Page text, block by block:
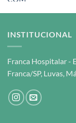
INSTITUCIONAL
Franca Hospitalar -
Franca/SP, Luvas,